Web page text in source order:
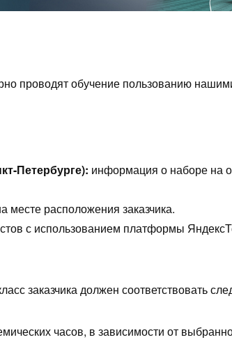
проводят обучение пользованию
Петербурге): информация о наборе на
месте расположения заказчика.
с использованием платформы
заказчика должен соответствовать
часов, в зависимости от